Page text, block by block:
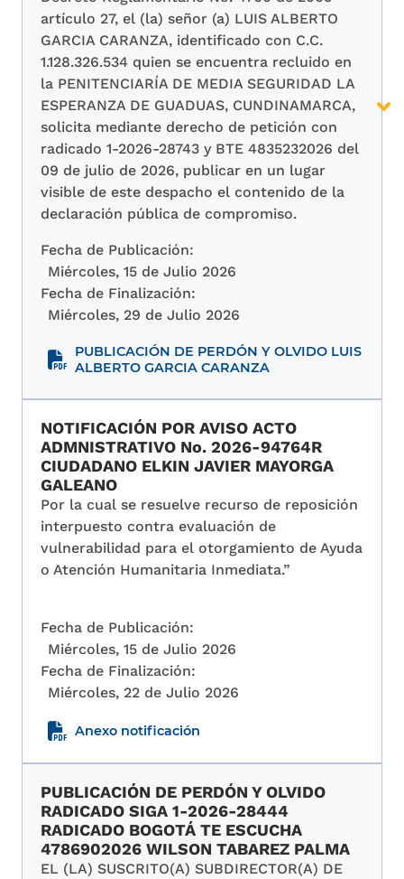
artículo 27, el (la) señor (a) LUIS ALBERTO
GARCIA CARANZA, identificado con C.C.
1.128.326.534 quien se encuentra recluido en
la PENITENCIARÍA DE MEDIA SEGURIDAD LA
ESPERANZA DE GUADUAS, CUNDINAMARCA,
solicita mediante derecho de petición con
radicado 1-2026-28743 y BTE 4835232026 del
09 de julio de 2026, publicar en un lugar
visible de este despacho el contenido de la
declaración pública de compromiso.
Fecha de Publicación:
Miércoles, 15 de Julio 2026
Fecha de Finalización:
Miércoles, 29 de Julio 2026
PUBLICACIÓN DE PERDÓN Y OLVIDO LUIS
ALBERTO GARCIA CARANZA
NOTIFICACIÓN POR AVISO ACTO
ADMNISTRATIVO No. 2026-94764R
CIUDADANO ELKIN JAVIER MAYORGA
GALEANO
Por la cual se resuelve recurso de reposición
interpuesto contra evaluación de
vulnerabilidad para el otorgamiento de Ayuda
o Atención Humanitaria Inmediata.”
Fecha de Publicación:
Miércoles, 15 de Julio 2026
Fecha de Finalización:
Miércoles, 22 de Julio 2026
Anexo notificación
PUBLICACIÓN DE PERDÓN Y OLVIDO
RADICADO SIGA 1-2026-28444
RADICADO BOGOTÁ TE ESCUCHA
4786902026 WILSON TABAREZ PALMA
EL (LA) SUSCRITO(A) SUBDIRECTOR(A) DE